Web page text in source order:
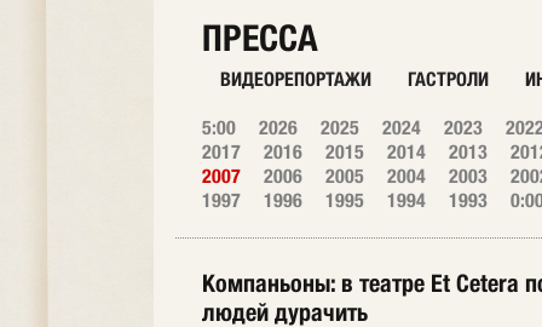
ПРЕССА
ВИДЕОРЕПОРТАЖИ ГАСТРОЛИ
5:00 2026 2025 2024 2023
2017
2016 2015 2014 2013
2007
2006 2005 2004 2003
1997
1996 1995 1994 1993
Компаньоны: в театре Et Cetera
людей дурачить